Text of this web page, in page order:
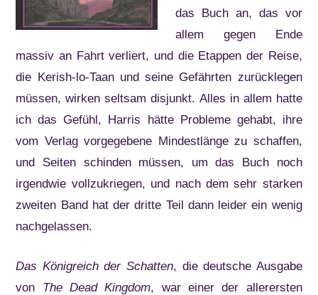
das Buch an, das vor
allem gegen Ende
massiv an Fahrt verliert, und die Etappen der Reise,
die Kerish-lo-Taan und seine Gefährten zurücklegen
müssen, wirken seltsam disjunkt. Alles in allem hatte
ich das Gefühl, Harris hätte Probleme gehabt, ihre
vom Verlag vorgegebene Mindestlänge zu schaffen,
und Seiten schinden müssen, um das Buch noch
irgendwie vollzukriegen, und nach dem sehr starken
zweiten Band hat der dritte Teil dann leider ein wenig
nachgelassen.
Das Königreich der Schatten, die deutsche Ausgabe
von The Dead Kingdom, war einer der allerersten